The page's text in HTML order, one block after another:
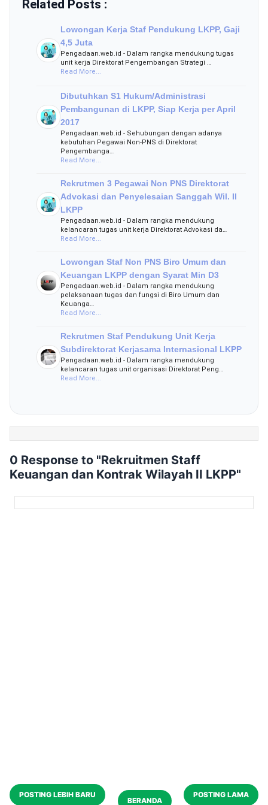
Related Posts :
Lowongan Kerja Staf Pendukung LKPP, Gaji
4,5 Juta
Pengadaan.web.id - Dalam rangka mendukung tugas
unit kerja Direktorat Pengembangan Strategi …
Read More...
Dibutuhkan S1 Hukum/Administrasi
Pembangunan di LKPP, Siap Kerja per April
2017
Pengadaan.web.id - Sehubungan dengan adanya
kebutuhan Pegawai Non-PNS di Direktorat
Pengembanga…
Read More...
Rekrutmen 3 Pegawai Non PNS Direktorat
Advokasi dan Penyelesaian Sanggah Wil. II
LKPP
Pengadaan.web.id - Dalam rangka mendukung
kelancaran tugas unit kerja Direktorat Advokasi da…
Read More...
Lowongan Staf Non PNS Biro Umum dan
Keuangan LKPP dengan Syarat Min D3
Pengadaan.web.id - Dalam rangka mendukung
pelaksanaan tugas dan fungsi di Biro Umum dan
Keuanga…
Read More...
Rekrutmen Staf Pendukung Unit Kerja
Subdirektorat Kerjasama Internasional LKPP
Pengadaan.web.id - Dalam rangka mendukung
kelancaran tugas unit organisasi Direktorat Peng…
Read More...
0 Response to "Rekruitmen Staff
Keuangan dan Kontrak Wilayah II LKPP"
POSTING LEBIH BARU POSTING LAMA
BERANDA